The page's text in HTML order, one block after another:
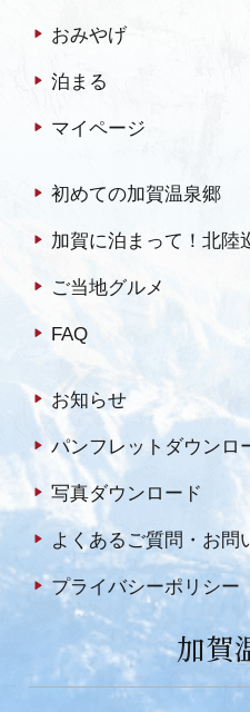
おみやげ
泊まる
マイページ
初めての加賀温泉郷
加賀に泊まって！北陸
ご当地グルメ
FAQ
お知らせ
パンフレットダウンロ
写真ダウンロード
よくあるご質問・お問
プライバシーポリシー
加賀